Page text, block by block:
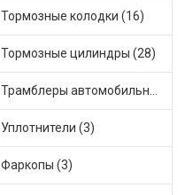
Тормозные колодки (16)
Тормозные цилиндры (28)
Трамблеры автомобильные (18)
Уплотнители (3)
Фаркопы (3)